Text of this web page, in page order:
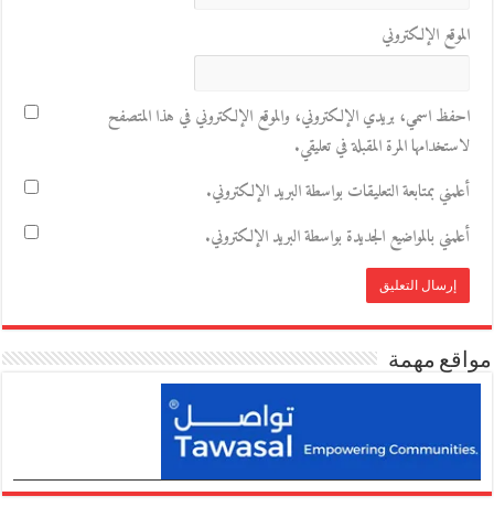
الموقع الإلكتروني
احفظ اسمي، بريدي الإلكتروني، والموقع الإلكتروني في هذا المتصفح
لاستخدامها المرة المقبلة في تعليقي.
أعلمني بمتابعة التعليقات بواسطة البريد الإلكتروني.
أعلمني بالمواضيع الجديدة بواسطة البريد الإلكتروني.
مواقع مهمة